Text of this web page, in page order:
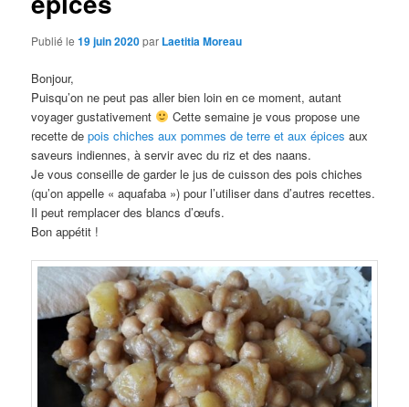
Publié le19 juin 2020par Laetitia Moreau
Bonjour,
Puisqu’on ne peut pas aller bien loin en ce moment, autant
voyager gustativement
Cette semaine je vous propose une
recette depois chiches aux pommes de terre et aux épices aux
saveurs indiennes, à servir avec du riz et des naans.
Je vous conseille de garder le jus de cuisson des pois chiches
(qu’on appelle « aquafaba ») pour l’utiliser dans d’autres recettes.
Il peut remplacer des blancs d’œufs.
Bon appétit !